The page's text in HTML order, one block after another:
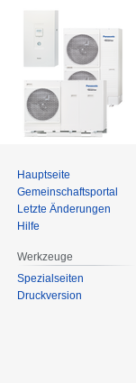
Hauptseite
Gemeinschafts­portal
Letzte Änderungen
Hilfe
Werkzeuge
Spezialseiten
Druckversion